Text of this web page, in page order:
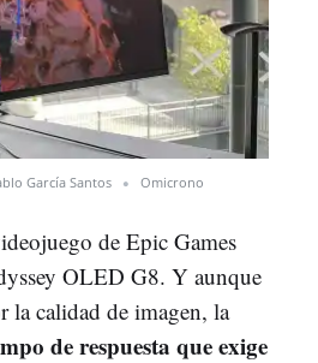
García Santos Omicrono
de Epic Games
OLED G8. Y aunque
la calidad de imagen, la
de respuesta que exige